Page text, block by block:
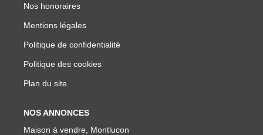
Nos honoraires
Mentions légales
Politique de confidentialité
Politique des cookies
Plan du site
NOS ANNONCES
Maison à vendre, Montlucon